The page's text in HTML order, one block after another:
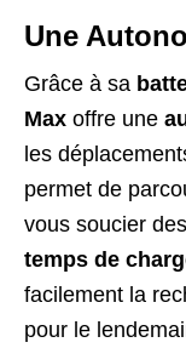
Une
Grâce à sa
Max offre une
les
permet de
vous soucier
temps de
facilement la
pour le